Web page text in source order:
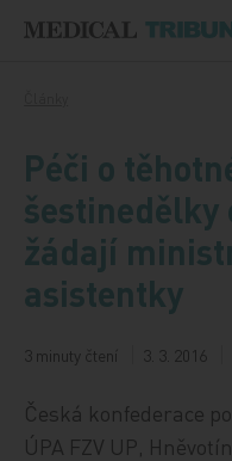
Péči o
šestinedělky
žádají
asistentky
3 minuty čtení 3. 3. 2016
Česká konfederace
ÚPA FZV UP,